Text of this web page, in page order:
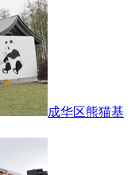
成华区熊猫基